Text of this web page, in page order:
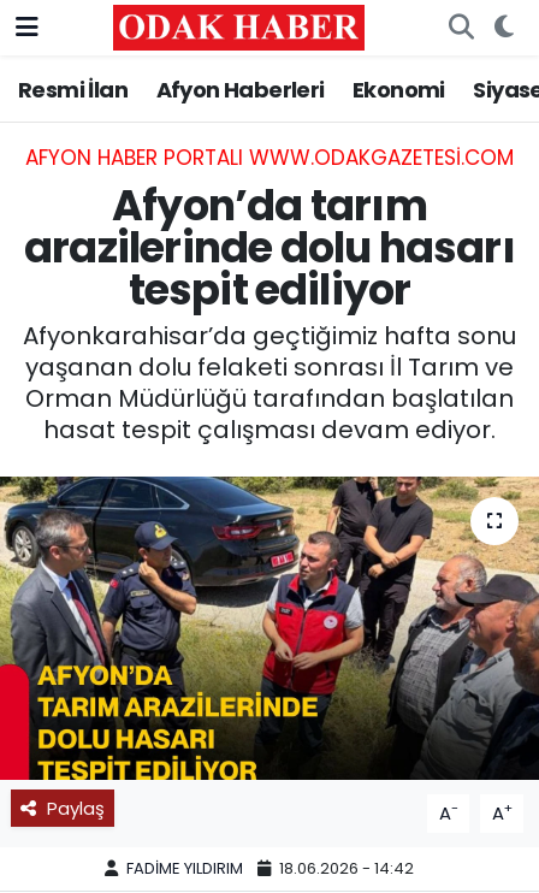
Resmi İlan Afyon Haberleri Ekonomi
AFYON HABER PORTALI WWW.ODAKGAZETESI.COM
Afyon’da tarım
arazilerinde dolu hasarı
tespit ediliyor
Afyonkarahisar’da geçtiğimiz hafta sonu
yaşanan dolu felaketi sonrası İl Tarım ve
Orman Müdürlüğü tarafından başlatılan
hasat tespit çalışması devam ediyor.
Paylaş A- A+
FADİME YILDIRIM 18.06.2026 - 14:42
AFYONKARAHİSAR HABERLERİ
Resmi İlan
ASAYİŞ
GÜNCEL
SİYASET
EĞİTİM
SAĞLIK
SPOR
11:11 MANŞET
Nöbetçi Eczaneler
Hava Durumu
Trafik Durumu
Süper Lig Puan Durumu ve Fikstür
Tüm Manşetler
Son Dakika Haberleri